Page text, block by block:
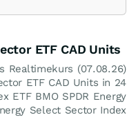
ETF CAD Units
Realtimekurs (07.08.26)
ETF CAD Units in 24
ETF BMO SPDR Energy
Select Sector Index